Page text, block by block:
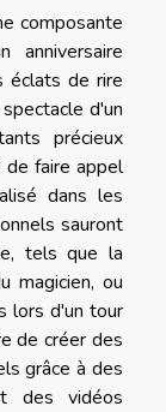
composante
anniversaire
éclats de rire
d'un
précieux
de faire appel
dans les
sauront
tels que la
magicien, ou
lors d'un tour
de créer des
grâce à des
des vidéos